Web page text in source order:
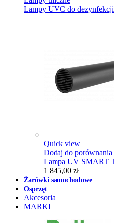
Lampy UVC do dezynfekcji
Quick view
Dodaj do porównania
Lampa UV SMART
1 845,00 zł
Żarówki samochodowe
Osprzęt
Akcesoria
MARKI